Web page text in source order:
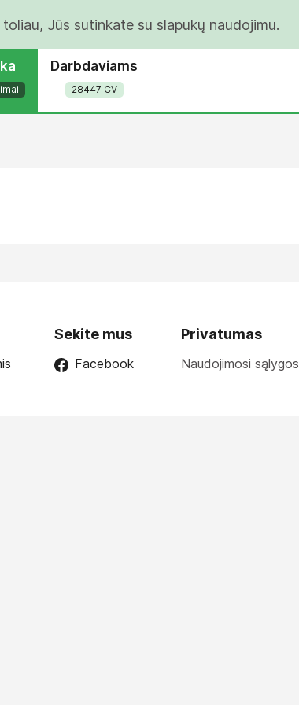
Jūs sutinkate su slapukų naudojimu.
Darbdaviams
28447 CV
Sekite mus
Facebook
Privatumas
Naudojimosi sąlygos